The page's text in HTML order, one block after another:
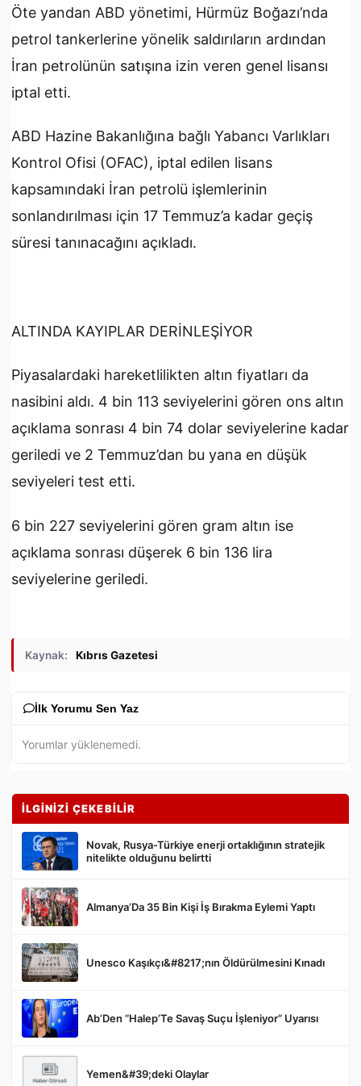
Öte yandan ABD yönetimi, Hürmüz Boğazı’nda
petrol tankerlerine yönelik saldırıların ardından
İran petrolünün satışına izin veren genel lisansı
iptal etti.
ABD Hazine Bakanlığına bağlı Yabancı Varlıkları
Kontrol Ofisi (OFAC), iptal edilen lisans
kapsamındaki İran petrolü işlemlerinin
sonlandırılması için 17 Temmuz’a kadar geçiş
süresi tanınacağını açıkladı.
ALTINDA KAYIPLAR DERİNLEŞİYOR
Piyasalardaki hareketlilikten altın fiyatları da
nasibini aldı. 4 bin 113 seviyelerini gören ons altın
açıklama sonrası 4 bin 74 dolar seviyelerine kadar
geriledi ve 2 Temmuz’dan bu yana en düşük
seviyeleri test etti.
6 bin 227 seviyelerini gören gram altın ise
açıklama sonrası düşerek 6 bin 136 lira
seviyelerine geriledi.
Kaynak: Kıbrıs Gazetesi
İlk Yorumu Sen Yaz
Gönder
Yorumlar yüklenemedi.
İLGİNİZİ ÇEKEBİLİR
Novak, Rusya-Türkiye enerji ortaklığının stratejik
nitelikte olduğunu belirtti
Almanya’Da 35 Bin Kişi İş Bırakma Eylemi Yaptı
Unesco Kaşıkçı&#8217;nın Öldürülmesini Kınadı
Ab’Den “Halep’Te Savaş Suçu İşleniyor” Uyarısı
Yemen&#39;deki Olaylar